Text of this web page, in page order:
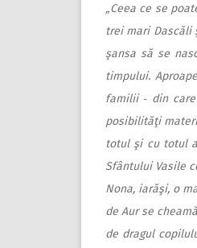
„Ceea ce se
trei mari Dascăli
şansa să se
timpului.
familii ‑ din
posibilităţi
totul şi cu totul
Sfântului Vasile
Nona, iarăşi, o
de Aur se
de dragul